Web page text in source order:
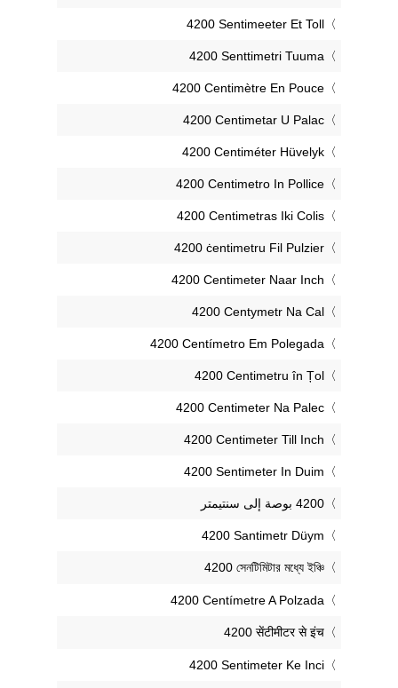
‎4200 Sentimeeter Et Toll
‎4200 Senttimetri Tuuma
‎4200 Centimètre En Pouce
‎4200 Centimetar U Palac
‎4200 Centiméter Hüvelyk
‎4200 Centimetro In Pollice
‎4200 Centimetras Iki Colis
‎4200 ċentimetru Fil Pulzier
‎4200 Centimeter Naar Inch
‎4200 Centymetr Na Cal
‎4200 Centímetro Em Polegada
‎4200 Centimetru în Țol
‎4200 Centimeter Na Palec
‎4200 Centimeter Till Inch
‎4200 Sentimeter In Duim
‎4200 Santimetr Düym
‎4200 সেনটিমিটার মধ্যে ইঞ্চি
‎4200 Centímetre A Polzada
‎4200 सेंटीमीटर से इंच
‎4200 Sentimeter Ke Inci